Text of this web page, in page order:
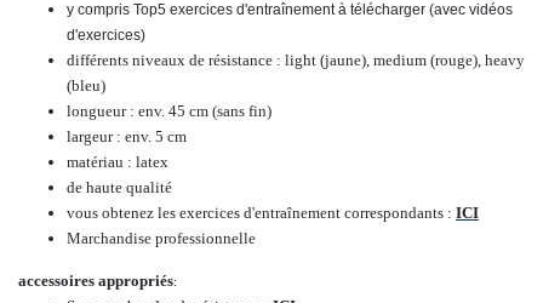
y compris Top5 exercices d'entraînement à télécharger (avec vidéos
d'exercices)
différents niveaux de résistance : light (jaune), medium (rouge), heavy
(bleu)
longueur : env. 45 cm (sans fin)
largeur : env. 5 cm
matériau : latex
de haute qualité
vous obtenez les exercices d'entraînement correspondants : ICI
Marchandise professionnelle
accessoires appropriés: